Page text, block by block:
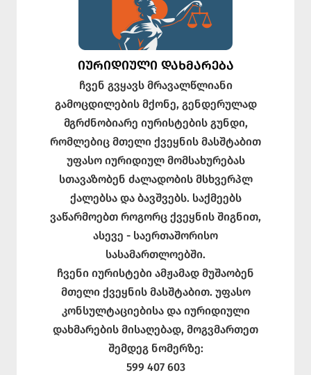
ᲘᲣᲠᲘᲓᲘᲣᲚᲘ ᲓᲐᲮᲛᲐᲠᲔᲑᲐ
ჩვენ გვყავს მრავალწლიანი
გამოცდილების მქონე, გენდერულად
მგრძნობიარე იურისტების გუნდი,
რომლებიც მთელი ქვეყნის მასშტაბით
უფასო იურიდიულ მომსახურებას
სთავაზობენ ძალადობის მსხვერპლ
ქალებსა და ბავშვებს. საქმეებს
ვაწარმოებთ როგორც ქვეყნის შიგნით,
ასევე - საერთაშორისო
სასამართლოებში.
ჩვენი იურისტები ამჟამად მუშაობენ
მთელი ქვეყნის მასშტაბით. უფასო
კონსულტაციებისა და იურიდიული
დახმარების მისაღებად, მოგვმართეთ
შემდეგ ნომერზე:
599 407 603